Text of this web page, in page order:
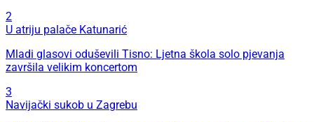
2
U atriju palače Katunarić
Mladi glasovi oduševili Tisno: Ljetna škola solo pjevanja
završila velikim koncertom
3
Navijački sukob u Zagrebu